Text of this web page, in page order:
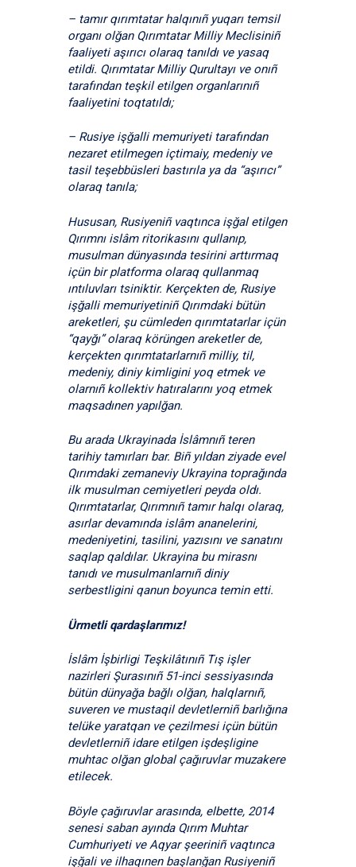
– tamır qırımtatar halqınıñ yuqarı temsil
organı olğan Qırımtatar Milliy Meclisiniñ
faaliyeti aşırıcı olaraq tanıldı ve yasaq
etildi. Qırımtatar Milliy Qurultayı ve onıñ
tarafından teşkil etilgen organlarınıñ
faaliyetini toqtatıldı;
– Rusiye işğalli memuriyeti tarafından
nezaret etilmegen içtimaiy, medeniy ve
tasil teşebbüsleri bastırıla ya da “aşırıcı”
olaraq tanıla;
Hususan, Rusiyeniñ vaqtınca işğal etilgen
Qırımnı islâm ritorikasını qullanıp,
musulman dünyasında tesirini arttırmaq
içün bir platforma olaraq qullanmaq
ıntıluvları tsiniktir. Kerçekten de, Rusiye
işğalli memuriyetiniñ Qırımdaki bütün
areketleri, şu cümleden qırımtatarlar içün
“qayğı” olaraq körüngen areketler de,
kerçekten qırımtatarlarnıñ milliy, til,
medeniy, diniy kimligini yoq etmek ve
olarnıñ kollektiv hatıralarını yoq etmek
maqsadınen yapılğan.
Bu arada Ukrayinada İslâmnıñ teren
tarihiy tamırları bar. Biñ yıldan ziyade evel
Qırımdaki zemaneviy Ukrayina toprağında
ilk musulman cemiyetleri peyda oldı.
Qırımtatarlar, Qırımnıñ tamır halqı olaraq,
asırlar devamında islâm ananelerini,
medeniyetini, tasilini, yazısını ve sanatını
saqlap qaldılar. Ukrayina bu mirasnı
tanıdı ve musulmanlarnıñ diniy
serbestligini qanun boyunca temin etti.
Ürmetli qardaşlarımız!
İslâm İşbirligi Teşkilâtınıñ Tış işler
nazirleri Şurasınıñ 51-inci sessiyasında
bütün dünyağa bağlı olğan, halqlarnıñ,
suveren ve mustaqil devletlerniñ barlığına
telüke yaratqan ve çezilmesi içün bütün
devletlerniñ idare etilgen işdeşligine
muhtac olğan global çağıruvlar muzakere
etilecek.
Böyle çağıruvlar arasında, elbette, 2014
senesi saban ayında Qırım Muhtar
Cumhuriyeti ve Aqyar şeeriniñ vaqtınca
işğali ve ilhaqınen başlanğan Rusiyeniñ